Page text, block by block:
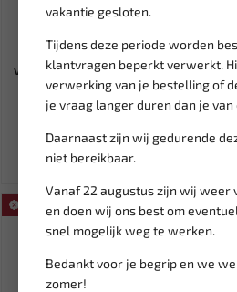
vakantie gesloten.
Tijdens deze periode worden
klantvragen beperkt verwerkt.
verwerking van je bestelling of
je vraag langer duren dan je
Daarnaast zijn wij gedurende
niet bereikbaar.
Vanaf 22 augustus zijn wij weer
en doen wij ons best om
snel mogelijk weg te werken.
Bedankt voor je begrip en we
zomer!
RODAC Set van 13 naalden
voor RC4113 RPNS008A04SET
59,29
Ex. btw: € 49,00